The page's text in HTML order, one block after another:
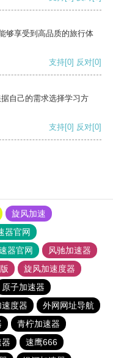
够享受到高品质的旅行体
支持[0] 反对[0]
自己的需求选择学习方
支持[0] 反对[0]
旋风加速
器官网
器官网
风驰加速器
旋风加速度器
原子加速器
度器
外网网址导航
青柠加速器
速鹰666